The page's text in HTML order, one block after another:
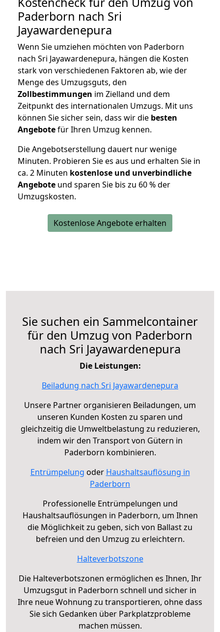
Paderborn nach Sri
Jayawardenepura
Wenn Sie umziehen möchten von Paderborn
nach Sri Jayawardenepura, hängen die Kosten
stark von verschiedenen Faktoren ab, wie der
Menge des Umzugsguts, den
Zollbestimmungen im Zielland und dem
Zeitpunkt des internationalen Umzugs. Mit uns
können Sie sicher sein, dass wir die besten
Angebotefür Ihren Umzug kennen.
Die Angebotserstellung dauert nur wenige
Minuten. Probieren Sie es aus und erhalten Sie in
ca. 2 Minuten kostenlose und unverbindliche
Angebote und sparen Sie bis zu 60 % der
Umzugskosten.
Kostenlose Angebote erhalten
Sie suchen ein Sammelcontainer
für den Umzug von Paderborn
nach Sri Jayawardenepura
Die Leistungen:
Beiladung nach Sri Jayawardenepura
Unsere Partner organisieren Beiladungen, um
unseren Kunden Kosten zu sparen und
gleichzeitig die Umweltbelastung zu reduzieren,
indem wir den Transport von Gütern in
Paderborn kombinieren.
Entrümpelung oder Haushaltsauflösung in
Paderborn
Professionelle Entrümpelungen und
Haushaltsauflösungen in Paderborn, um Ihnen
die Möglichkeit zu geben, sich von Ballast zu
befreien und den Umzug zu erleichtern.
Halteverbotszone
Die Halteverbotszonen ermöglichen es Ihnen, Ihr
Umzugsgut in Paderborn schnell und sicher in
Ihre neue Wohnung zu transportieren, ohne dass
Sie sich Gedanken über Parkplatzprobleme
machen müssen.